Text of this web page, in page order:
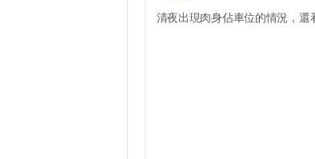
清夜出現肉身佔車位的情況，還